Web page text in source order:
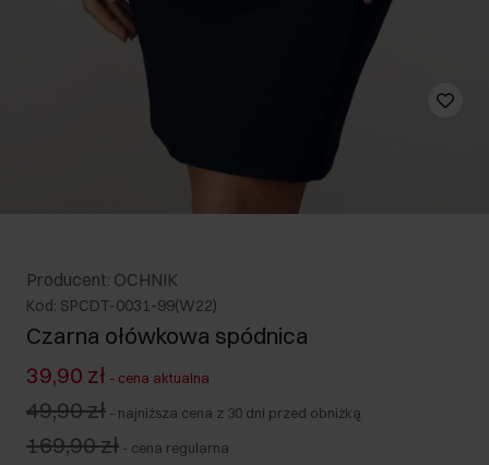
Producent: OCHNIK
Kod: SPCDT-0031-99(W22)
Czarna ołówkowa spódnica
39,90 zł - cena aktualna
49,90 zł - najniższa cena z 30 dni przed obniżką
169,90 zł - cena regularna